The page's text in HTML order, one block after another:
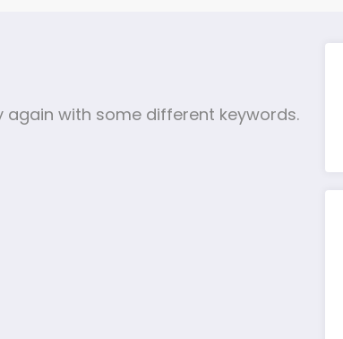
with some different keywords.